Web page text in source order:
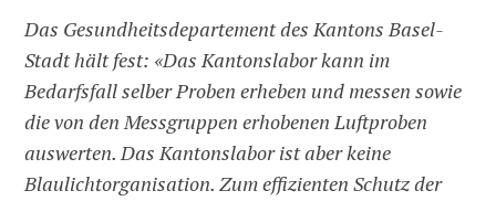
Das Gesundheitsdepartement des Kantons Basel-
Stadt hält fest: «Das Kantonslabor kann im
Bedarfsfall selber Proben erheben und messen sowie
die von den Messgruppen erhobenen Luftproben
auswerten. Das Kantonslabor ist aber keine
Blaulichtorganisation. Zum effizienten Schutz der